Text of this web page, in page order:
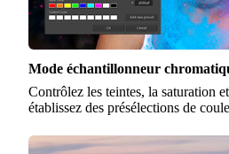
Mode échantillonneur
Contrôlez les teintes, la saturation
établissez des présélections de